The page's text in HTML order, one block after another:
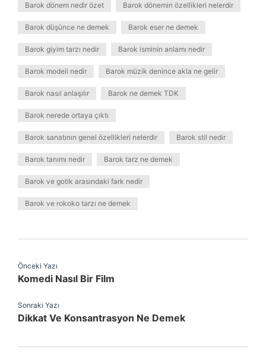
Barok dönem nedir özet Barok dönemin özellikleri nelerdir
Barok düşünce ne demek Barok eser ne demek
Barok giyim tarzı nedir Barok isminin anlamı nedir
Barok modeli nedir Barok müzik denince akla ne gelir
Barok nasıl anlaşılır Barok ne demek TDK
Barok nerede ortaya çıktı
Barok sanatının genel özellikleri nelerdir Barok stil nedir
Barok tanımı nedir Barok tarz ne demek
Barok ve gotik arasındaki fark nedir
Barok ve rokoko tarzı ne demek
Önceki Yazı
Komedi Nasıl Bir Film
Sonraki Yazı
Dikkat Ve Konsantrasyon Ne Demek